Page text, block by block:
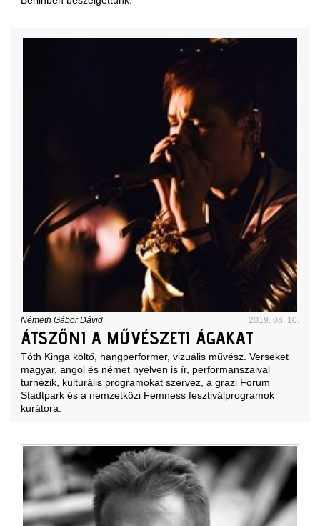
Németh Gábor Dávid 2019. 08. 10.
ÁTSZŐNI A MŰVÉSZETI ÁGAKAT
Tóth Kinga költő, hangperformer, vizuális művész. Verseket
magyar, angol és német nyelven is ír, performanszaival
turnézik, kulturális programokat szervez, a grazi Forum
Stadtpark és a nemzetközi Femness fesztiválprogramok
kurátora.